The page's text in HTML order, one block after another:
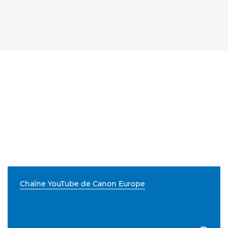
Chaîne YouTube de Canon Europe